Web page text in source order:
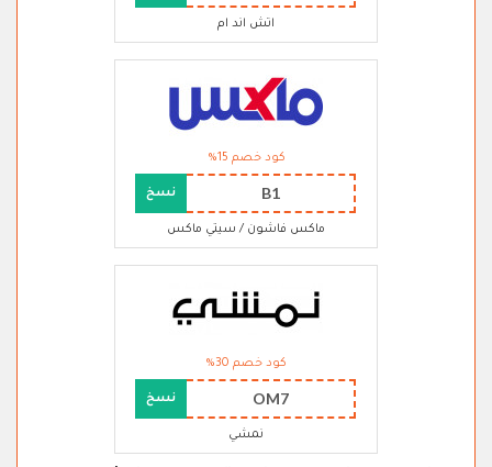
اتش اند ام
كود خصم 15%
B1 نسخ
ماكس فاشون / سيتي ماكس
كود خصم 30%
OM7 نسخ
نمشي